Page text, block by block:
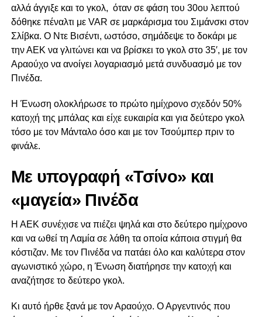
αλλά άγγιξε και το γκολ, όταν σε φάση του 30ου λεπτού
δόθηκε πέναλτι με VAR σε μαρκάρισμα του Σιμάνσκι στον
Σλίβκα. Ο Ντε Βισέντι, ωστόσο, σημάδεψε το δοκάρι με
την ΑΕΚ να γλιτώνει και να βρίσκει το γκολ στο 35′, με τον
Αραούχο να ανοίγει λογαριασμό μετά συνδυασμό με τον
Πινέδα.
Η Ένωση ολοκλήρωσε το πρώτο ημίχρονο σχεδόν 50%
κατοχή της μπάλας και είχε ευκαιρία και για δεύτερο γκολ
τόσο με τον Μάνταλο όσο και με τον Τσούμπερ πριν το
φινάλε.
Με υπογραφή «Τσίνο» και
«μαγεία» Πινέδα
Η ΑΕΚ συνέχισε να πιέζει ψηλά και στο δεύτερο ημίχρονο
και να ωθεί τη Λαμία σε λάθη τα οποία κάποια στιγμή θα
κόστιζαν. Με τον Πινέδα να πατάει όλο και καλύτερα στον
αγωνιστικό χώρο, η Ένωση διατήρησε την κατοχή και
αναζήτησε το δεύτερο γκολ.
Κι αυτό ήρθε ξανά με τον Αραούχο. Ο Αργεντινός που